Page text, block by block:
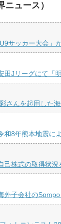
ニュース）
サッカー大会」
田Jリーグにて「
さんを起用した
和8年熊本地震に
己株式の取得状況
外子会社の